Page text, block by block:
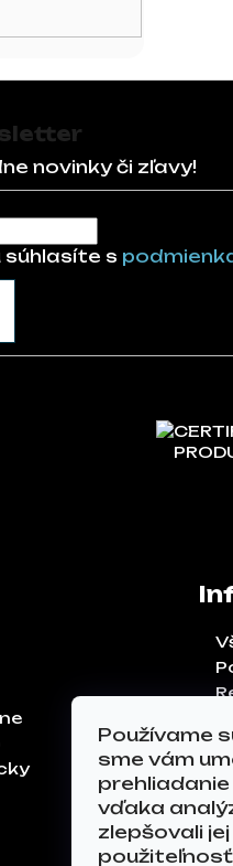
Používame
sme vám
vďaka
zlepšovali
novinky či zľavy!
súhlasíte s